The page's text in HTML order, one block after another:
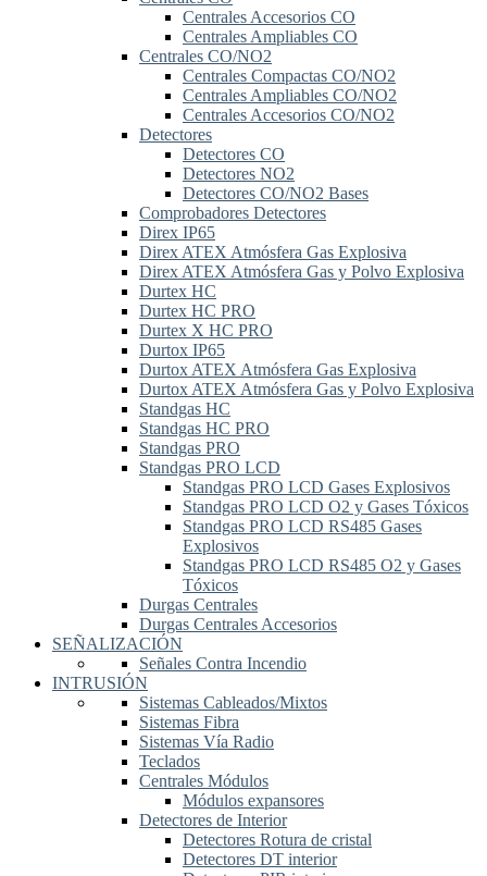
Centrales Accesorios CO
Centrales Ampliables CO
Centrales CO/NO2
Centrales Compactas CO/NO2
Centrales Ampliables CO/NO2
Centrales Accesorios CO/NO2
Detectores
Detectores CO
Detectores NO2
Detectores CO/NO2 Bases
Comprobadores Detectores
Direx IP65
Direx ATEX Atmósfera Gas Explosiva
Direx ATEX Atmósfera Gas y Polvo Explosiva
Durtex HC
Durtex HC PRO
Durtex X HC PRO
Durtox IP65
Durtox ATEX Atmósfera Gas Explosiva
Durtox ATEX Atmósfera Gas y Polvo Explosiva
Standgas HC
Standgas HC PRO
Standgas PRO
Standgas PRO LCD
Standgas PRO LCD Gases Explosivos
Standgas PRO LCD O2 y Gases Tóxicos
Standgas PRO LCD RS485 Gases
Explosivos
Standgas PRO LCD RS485 O2 y Gases
Tóxicos
Durgas Centrales
Durgas Centrales Accesorios
SEÑALIZACIÓN
Señales Contra Incendio
INTRUSIÓN
Sistemas Cableados/Mixtos
Sistemas Fibra
Sistemas Vía Radio
Teclados
Centrales Módulos
Módulos expansores
Detectores de Interior
Detectores Rotura de cristal
Detectores DT interior